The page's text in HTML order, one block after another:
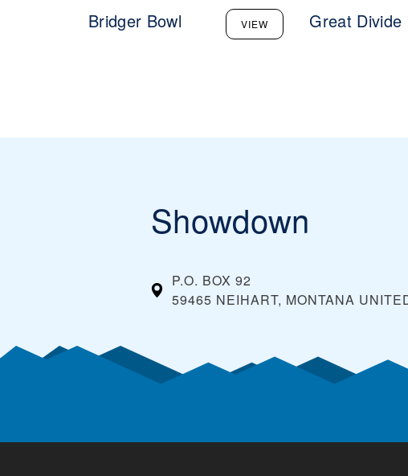
Bridger Bowl VIEW Great Divide
Showdown
P.O. BOX 92
59465 NEIHART, MONTANA